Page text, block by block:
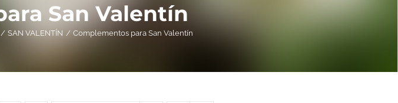
San Valentín
SAN VALENTÍN Complementos para San Valentín